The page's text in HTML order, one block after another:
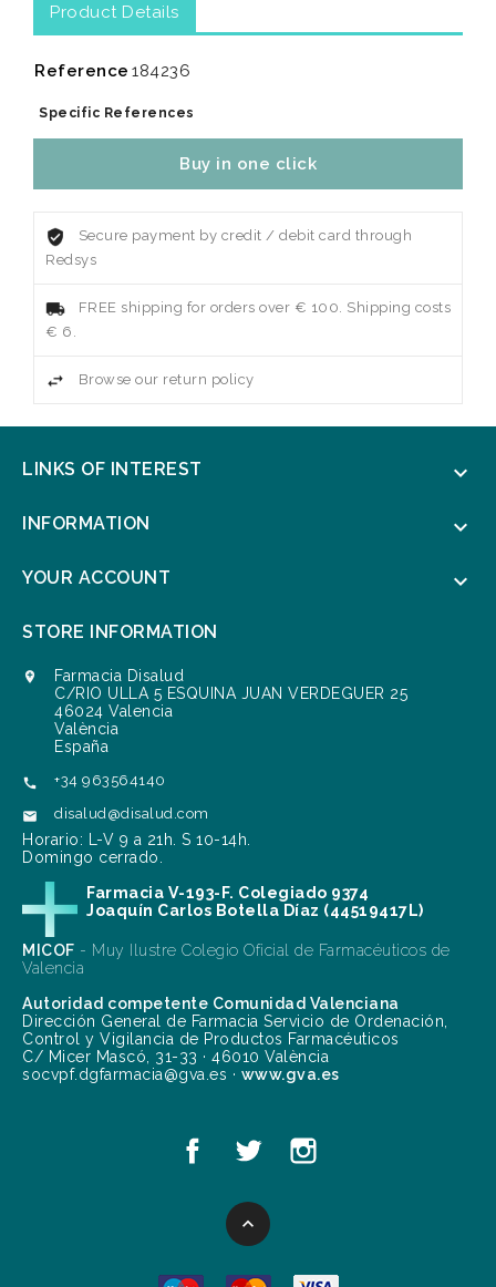
Product Details
Reference 184236
Specific References
Buy in one click
Secure payment by credit / debit card through
Redsys
FREE shipping for orders over € 100. Shipping costs
€ 6.
Browse our return policy
LINKS OF INTEREST 
INFORMATION 
YOUR ACCOUNT 
STORE INFORMATION

Farmacia Disalud
C/RIO ULLA 5 ESQUINA JUAN VERDEGUER 25
46024 Valencia
València
España
 +34 963564140
 disalud@disalud.com
Horario: L-V 9 a 21h. S 10-14h.
Domingo cerrado.
Farmacia V-193-F. Colegiado 9374
Joaquín Carlos Botella Díaz (44519417L)
MICOF - Muy Ilustre Colegio Oficial de Farmacéuticos de
Valencia
Autoridad competente Comunidad Valenciana
Dirección General de Farmacia Servicio de Ordenación,
Control y Vigilancia de Productos Farmacéuticos
C/ Micer Mascó, 31-33 · 46010 València
socvpf.dgfarmacia@gva.es · www.gva.es
